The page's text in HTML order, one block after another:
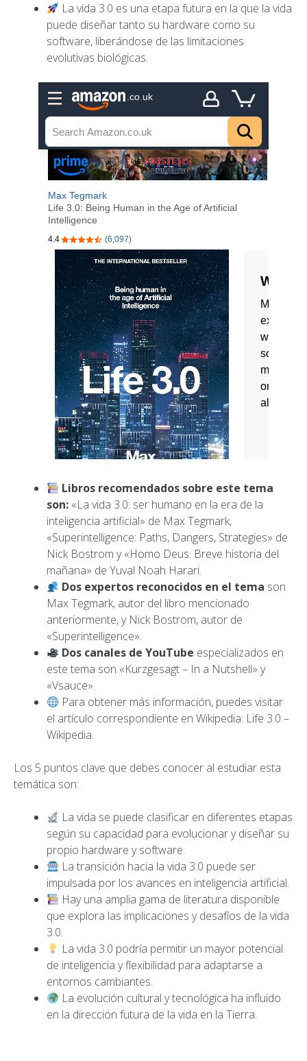
La vida 3.0 es una etapa futura en la que la vida
puede diseñar tanto su hardware como su
software, liberándose de las limitaciones
evolutivas biológicas.
Libros recomendados sobre este tema
son: «La vida 3.0: ser humano en la era de la
inteligencia artificial» de Max Tegmark,
«Superintelligence: Paths, Dangers, Strategies» de
Nick Bostrom y «Homo Deus: Breve historia del
mañana» de Yuval Noah Harari.
Dos expertos reconocidos en el tema son
Max Tegmark, autor del libro mencionado
anteriormente, y Nick Bostrom, autor de
«Superintelligence».
Dos canales de YouTube especializados en
este tema son «Kurzgesagt – In a Nutshell» y
«Vsauce».
Para obtener más información, puedes visitar
el artículo correspondiente en Wikipedia: Life 3.0 –
Wikipedia.
Los 5 puntos clave que debes conocer al estudiar esta
temática son:
La vida se puede clasificar en diferentes etapas
según su capacidad para evolucionar y diseñar su
propio hardware y software.
La transición hacia la vida 3.0 puede ser
impulsada por los avances en inteligencia artificial.
Hay una amplia gama de literatura disponible
que explora las implicaciones y desafíos de la vida
3.0.
La vida 3.0 podría permitir un mayor potencial
de inteligencia y flexibilidad para adaptarse a
entornos cambiantes.
La evolución cultural y tecnológica ha influido
en la dirección futura de la vida en la Tierra.